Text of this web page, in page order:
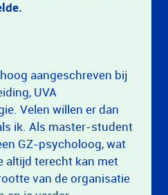
aangeschreven bij
UVA
Velen willen er dan
ik. Als master-student
GZ-psycholoog, wat
altijd terecht kan met
van de organisatie